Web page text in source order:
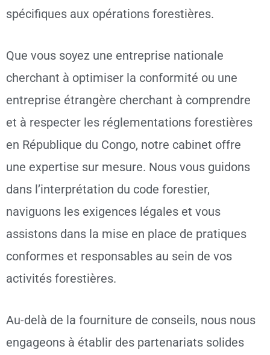
spécifiques aux opérations forestières.
Que vous soyez une entreprise nationale
cherchant à optimiser la conformité ou une
entreprise étrangère cherchant à comprendre
et à respecter les réglementations forestières
en République du Congo, notre cabinet offre
une expertise sur mesure. Nous vous guidons
dans l’interprétation du code forestier,
naviguons les exigences légales et vous
assistons dans la mise en place de pratiques
conformes et responsables au sein de vos
activités forestières.
Au-delà de la fourniture de conseils, nous nous
engageons à établir des partenariats solides